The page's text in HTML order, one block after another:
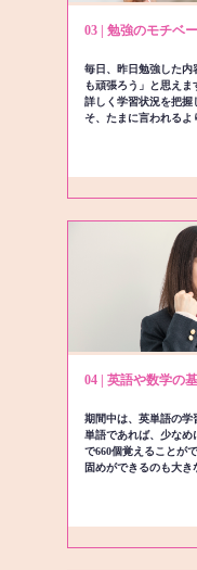
03 | 勉強のモチベ
毎日、昨日勉強した内
も頑張ろう」と思えま
詳しく学習状況を把握
そ、たまに言われるよ
04 | 英語や数学の
期間中は、英単語の学
単語であれば、少なめ
で660個覚えることが
固めができるのも大き